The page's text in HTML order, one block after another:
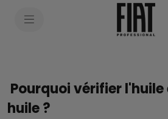
Pourquoi vérifier
huile ?